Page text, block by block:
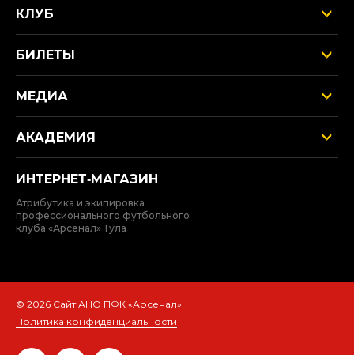
КЛУБ
БИЛЕТЫ
МЕДИА
АКАДЕМИЯ
ИНТЕРНЕТ‑МАГАЗИН
Атрибутика и экипировка
профессионального футбольного
клуба «Арсенал» Тула
© 2026 Сайт АНО ПФК «Арсенал»
Политика конфиденциальности